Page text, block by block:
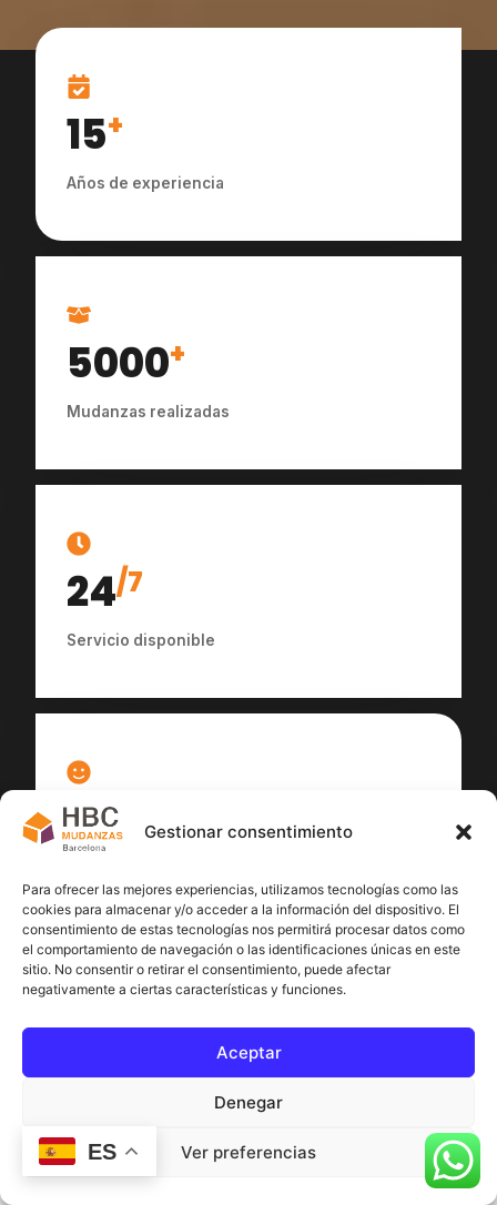
Gestionar consentimiento
Para ofrecer las mejores experiencias, utilizamos tecnologías como las
cookies para almacenar y/o acceder a la información del dispositivo. El
consentimiento de estas tecnologías nos permitirá procesar datos como
el comportamiento de navegación o las identificaciones únicas en este
sitio. No consentir o retirar el consentimiento, puede afectar
negativamente a ciertas características y funciones.
Aceptar
Denegar
Ver preferencias
15+
Años de experiencia
5000+
Mudanzas realizadas
24/7
Servicio disponible
100
ES